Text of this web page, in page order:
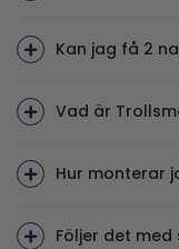
Kan jag få 2
Vad är
Hur monterar
Följer det med